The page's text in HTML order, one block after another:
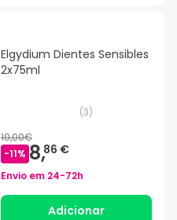
Elgydium Dientes Sensibles
2x75ml
(3)
10,00€
-11% 8,86 €
Envio em 24-72h
Adicionar